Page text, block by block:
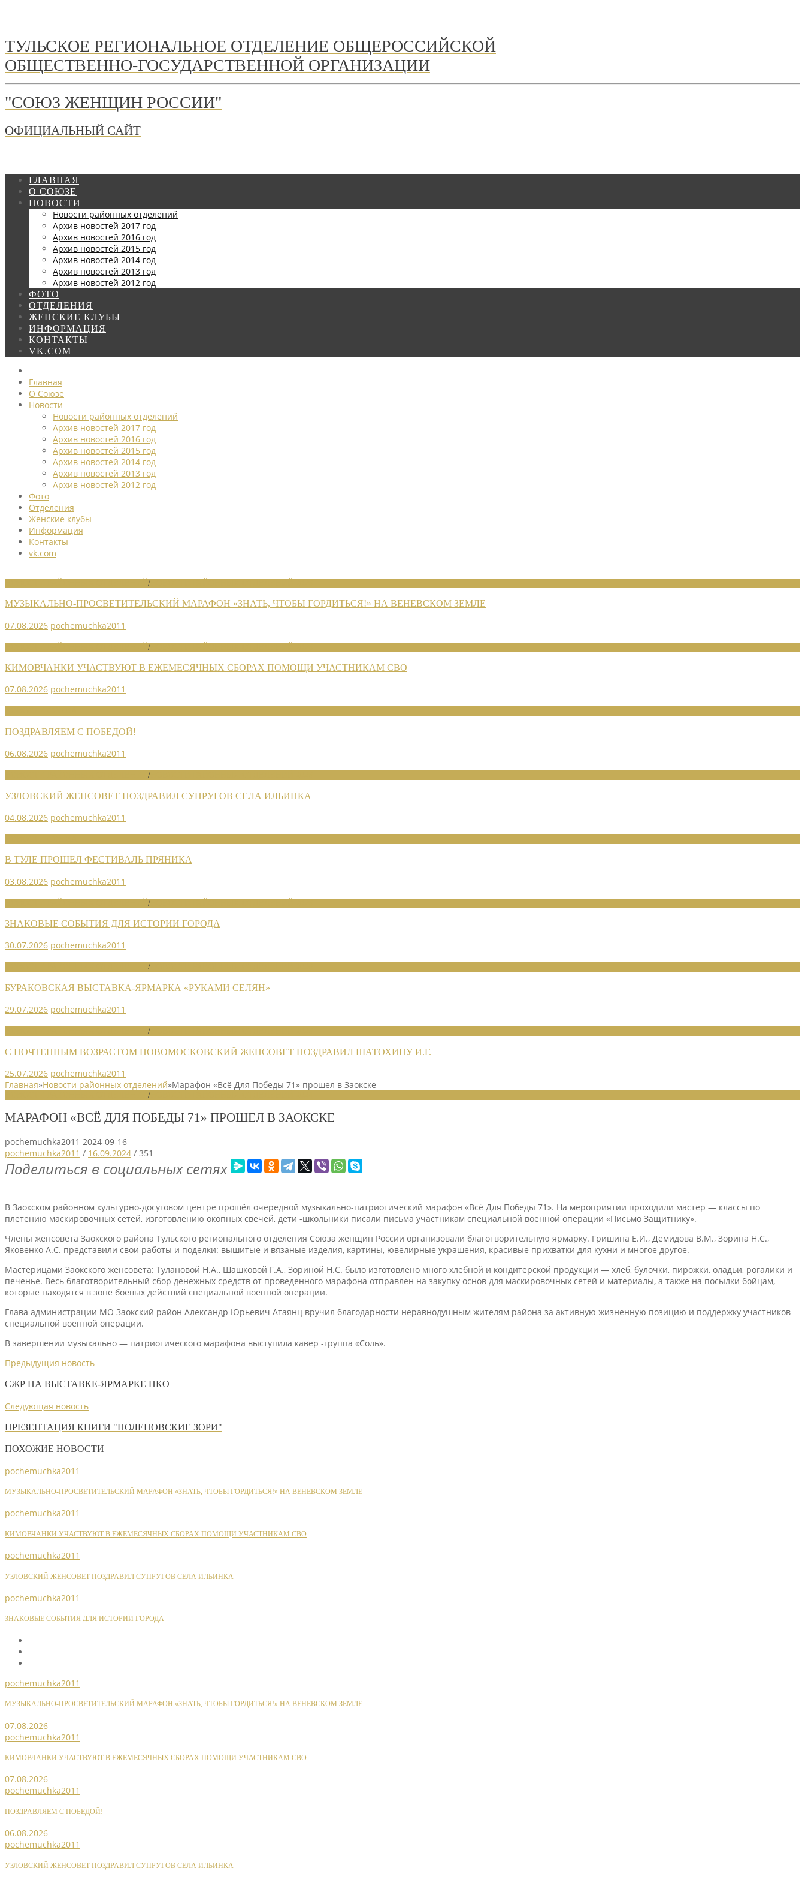
ТУЛЬСКОЕ РЕГИОНАЛЬНОЕ ОТДЕЛЕНИЕ ОБЩЕРОССИЙСКОЙ
ОБЩЕСТВЕННО-ГОСУДАРСТВЕННОЙ ОРГАНИЗАЦИИ
"СОЮЗ ЖЕНЩИН РОССИИ"
ОФИЦИАЛЬНЫЙ САЙТ
ГЛАВНАЯ
О СОЮЗЕ
НОВОСТИ
Новости районных отделений
Архив новостей 2017 год
Архив новостей 2016 год
Архив новостей 2015 год
Архив новостей 2014 год
Архив новостей 2013 год
Архив новостей 2012 год
ФОТО
ОТДЕЛЕНИЯ
ЖЕНСКИЕ КЛУБЫ
ИНФОРМАЦИЯ
КОНТАКТЫ
VK.COM
Главная
О Союзе
Новости
Новости районных отделений
Архив новостей 2017 год
Архив новостей 2016 год
Архив новостей 2015 год
Архив новостей 2014 год
Архив новостей 2013 год
Архив новостей 2012 год
Фото
Отделения
Женские клубы
Информация
Контакты
vk.com
/
МУЗЫКАЛЬНО-ПРОСВЕТИТЕЛЬСКИЙ МАРАФОН «ЗНАТЬ, ЧТОБЫ ГОРДИТЬСЯ!» НА ВЕНЕВСКОМ ЗЕМЛЕ
07.08.2026 pochemuchka2011
/
КИМОВЧАНКИ УЧАСТВУЮТ В ЕЖЕМЕСЯЧНЫХ СБОРАХ ПОМОЩИ УЧАСТНИКАМ СВО
07.08.2026 pochemuchka2011
ПОЗДРАВЛЯЕМ С ПОБЕДОЙ!
06.08.2026 pochemuchka2011
/
УЗЛОВСКИЙ ЖЕНСОВЕТ ПОЗДРАВИЛ СУПРУГОВ СЕЛА ИЛЬИНКА
04.08.2026 pochemuchka2011
В ТУЛЕ ПРОШЕЛ ФЕСТИВАЛЬ ПРЯНИКА
03.08.2026 pochemuchka2011
/
ЗНАКОВЫЕ СОБЫТИЯ ДЛЯ ИСТОРИИ ГОРОДА
30.07.2026 pochemuchka2011
/
БУРАКОВСКАЯ ВЫСТАВКА-ЯРМАРКА «РУКАМИ СЕЛЯН»
29.07.2026 pochemuchka2011
/
С ПОЧТЕННЫМ ВОЗРАСТОМ НОВОМОСКОВСКИЙ ЖЕНСОВЕТ ПОЗДРАВИЛ ШАТОХИНУ И.Г.
25.07.2026 pochemuchka2011
Главная»Новости районных отделений»Марафон «Всё Для Победы 71» прошел в Заокске
/
МАРАФОН «ВСЁ ДЛЯ ПОБЕДЫ 71» ПРОШЕЛ В ЗАОКСКЕ
pochemuchka2011 2024-09-16
pochemuchka2011 / 16.09.2024 / 351
Поделиться в социальных сетях
В Заокском районном культурно-досуговом центре прошёл очередной музыкально-патриотический марафон «Всё Для Победы 71». На мероприятии проходили мастер — классы по
плетению маскировочных сетей, изготовлению окопных свечей, дети -школьники писали письма участникам специальной военной операции «Письмо Защитнику».
Члены женсовета Заокского района Тульского регионального отделения Союза женщин России организовали благотворительную ярмарку. Гришина Е.И., Демидова В.М., Зорина Н.С.,
Яковенко А.С. представили свои работы и поделки: вышитые и вязаные изделия, картины, ювелирные украшения, красивые прихватки для кухни и многое другое.
Мастерицами Заокского женсовета: Тулановой Н.А., Шашковой Г.А., Зориной Н.С. было изготовлено много хлебной и кондитерской продукции — хлеб, булочки, пирожки, оладьи, рогалики и
печенье. Весь благотворительный сбор денежных средств от проведенного марафона отправлен на закупку основ для маскировочных сетей и материалы, а также на посылки бойцам,
которые находятся в зоне боевых действий специальной военной операции.
Глава администрации МО Заокский район Александр Юрьевич Атаянц вручил благодарности неравнодушным жителям района за активную жизненную позицию и поддержку участников
специальной военной операции.
В завершении музыкально — патриотического марафона выступила кавер -группа «Соль».
Предыдущия новость
СЖР НА ВЫСТАВКЕ-ЯРМАРКЕ НКО
Следующая новость
ПРЕЗЕНТАЦИЯ КНИГИ "ПОЛЕНОВСКИЕ ЗОРИ"
ПОХОЖИЕ НОВОСТИ
pochemuchka2011
МУЗЫКАЛЬНО-ПРОСВЕТИТЕЛЬСКИЙ МАРАФОН «ЗНАТЬ, ЧТОБЫ ГОРДИТЬСЯ!» НА ВЕНЕВСКОМ ЗЕМЛЕ
pochemuchka2011
КИМОВЧАНКИ УЧАСТВУЮТ В ЕЖЕМЕСЯЧНЫХ СБОРАХ ПОМОЩИ УЧАСТНИКАМ СВО
pochemuchka2011
УЗЛОВСКИЙ ЖЕНСОВЕТ ПОЗДРАВИЛ СУПРУГОВ СЕЛА ИЛЬИНКА
pochemuchka2011
ЗНАКОВЫЕ СОБЫТИЯ ДЛЯ ИСТОРИИ ГОРОДА
pochemuchka2011
МУЗЫКАЛЬНО-ПРОСВЕТИТЕЛЬСКИЙ МАРАФОН «ЗНАТЬ, ЧТОБЫ ГОРДИТЬСЯ!» НА ВЕНЕВСКОМ ЗЕМЛЕ
07.08.2026
pochemuchka2011
КИМОВЧАНКИ УЧАСТВУЮТ В ЕЖЕМЕСЯЧНЫХ СБОРАХ ПОМОЩИ УЧАСТНИКАМ СВО
07.08.2026
pochemuchka2011
ПОЗДРАВЛЯЕМ С ПОБЕДОЙ!
06.08.2026
pochemuchka2011
УЗЛОВСКИЙ ЖЕНСОВЕТ ПОЗДРАВИЛ СУПРУГОВ СЕЛА ИЛЬИНКА